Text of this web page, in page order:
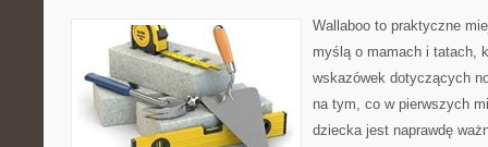
Wallaboo to praktyczne
myślą o mamach i tatach,
wskazówek dotyczących
na tym, co w pierwszych
dziecka jest naprawdę